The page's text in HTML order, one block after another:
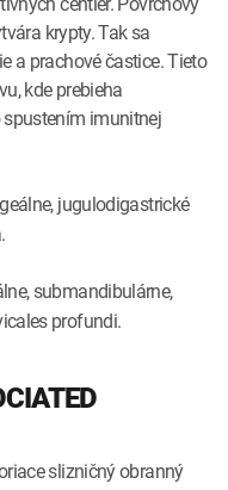
krypty. Tak sa
a prachové častice. Tieto
kde prebieha
imunitnej
jugulodigastrické
submandibulárne,
profundi.
slizničný obranný